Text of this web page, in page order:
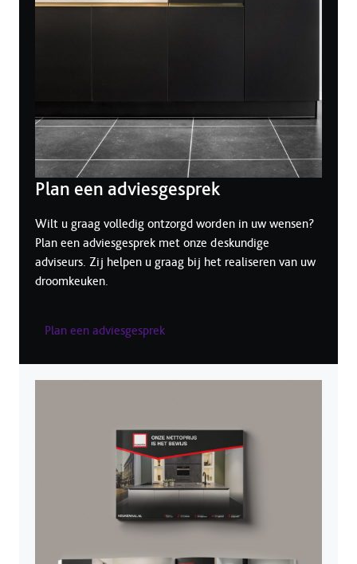
Plan een adviesgesprek
Wilt u graag volledig ontzorgd worden in uw wensen?
Plan een adviesgesprek met onze deskundige
adviseurs. Zij helpen u graag bij het realiseren van uw
droomkeuken.
Plan een adviesgesprek